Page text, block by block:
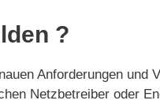
?
Anforderungen und
Netzbetreiber oder